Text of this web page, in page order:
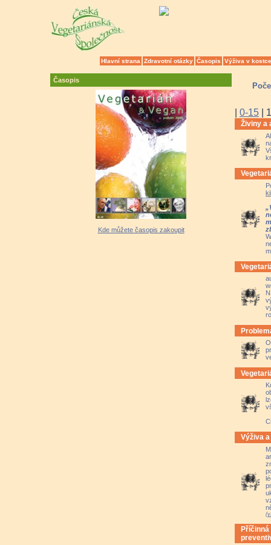
Hlavní strana Zdravotní otázky Časopis Výživa v kostce
Časopis
Kde můžete časopis zakoupit
0-15
Živiny a
Výživa